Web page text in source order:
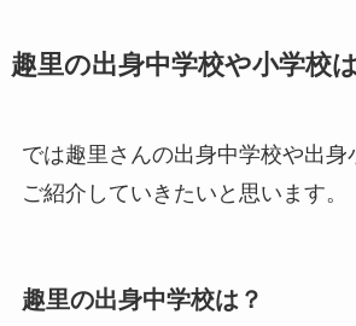
趣里の出身中学校や小学校
では趣里さんの出身中学校や出身
ご紹介していきたいと思います。
趣里の出身中学校は？